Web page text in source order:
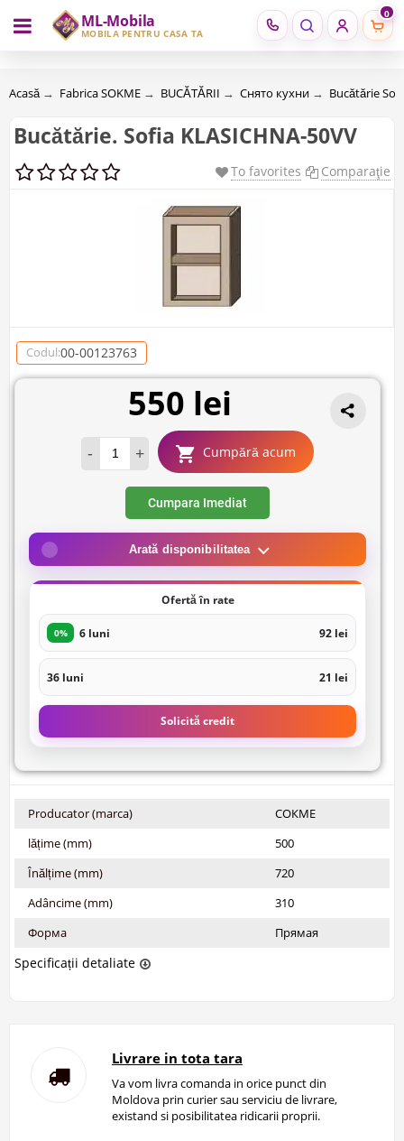
ML-Mobila
MOBILĂ PENTRU CASA TA
0
RU RO
Acasă → Fabrica SOKME → BUCĂTĂRII → Снято кухни → Bucătărie
Bucătărie. Sofia KLASICHNA-50VV
To favorites Comparaţie
Codul:00-00123763
550 lei
- + Cumpără acum
Cumpara Imediat
Arată disponibilitatea
Ofertă în rate
0% 6 luni 92 lei
36 luni 21 lei
Solicită credit
Producator (marca)
СОКМЕ
lățime (mm)
500
Înălțime (mm)
720
Adâncime (mm)
310
Форма
Прямая
Specificații detaliate
Livrare in tota tara
Va vom livra comanda in orice punct din
Moldova prin curier sau serviciu de livrare,
existand si posibilitatea ridicarii proprii.